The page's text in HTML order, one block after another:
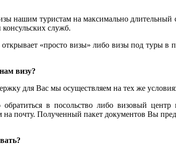
нашим туристам на максимально
служб.
«просто визы» либо визы под туры в
визу?
для Вас мы осуществляем на тех же
в посольство либо визовый
почту. Полученный пакет документов Вы